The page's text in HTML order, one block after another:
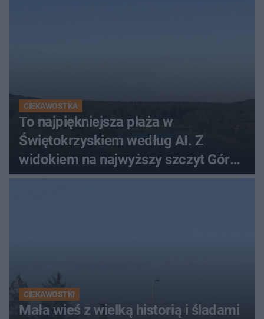
CIEKAWOSTKA
To najpiękniejsza plaża w
Świętokrzyskiem według AI. Z
widokiem na najwyższy szczyt Gór
Świętokrzyskich
CIEKAWOSTKI
Mała wieś z wielką historią i śladami